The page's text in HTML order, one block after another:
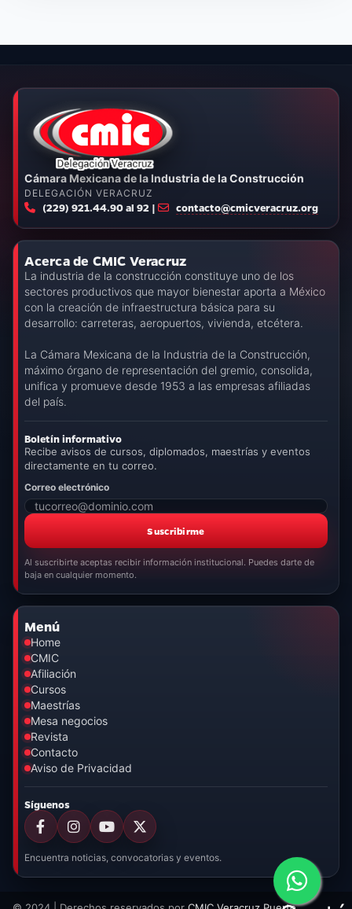
Cámara Mexicana de la Industria de la Construcción
DELEGACIÓN VERACRUZ
(229) 921.44.90 al 92 | contacto@cmicveracruz.org
Acerca de CMIC Veracruz
La industria de la construcción constituye uno de los
sectores productivos que mayor bienestar aporta a México
con la creación de infraestructura básica para su
desarrollo: carreteras, aeropuertos, vivienda, etcétera.
La Cámara Mexicana de la Industria de la Construcción,
máximo órgano de representación del gremio, consolida,
unifica y promueve desde 1953 a las empresas afiliadas
del país.
Boletín informativo
Recibe avisos de cursos, diplomados, maestrías y eventos
directamente en tu correo.
Correo electrónico
Suscribirme
Al suscribirte aceptas recibir información institucional. Puedes darte de
baja en cualquier momento.
Menú
Home
CMIC
Afiliación
Cursos
Maestrías
Mesa negocios
Revista
Contacto
Aviso de Privacidad
Síguenos
Encuentra noticias, convocatorias y eventos.